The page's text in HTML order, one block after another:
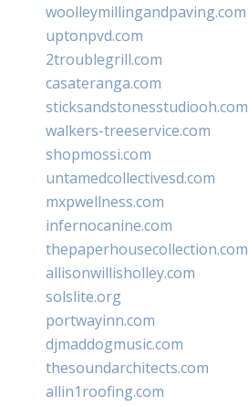
woolleymillingandpaving.com
uptonpvd.com
2troublegrill.com
casateranga.com
sticksandstonesstudiooh.com
walkers-treeservice.com
shopmossi.com
untamedcollectivesd.com
mxpwellness.com
infernocanine.com
thepaperhousecollection.com
allisonwillisholley.com
solslite.org
portwayinn.com
djmaddogmusic.com
thesoundarchitects.com
allin1roofing.com